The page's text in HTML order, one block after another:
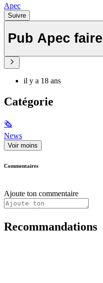
Apec
Suivre
Pub Apec
il y a 18 ans
Catégorie
🗞
News
Voir moins
Commentaires
Ajoute ton commentaire
Recommandations